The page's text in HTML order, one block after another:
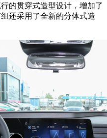
的贯穿式造型设计，增加了
还采用了全新的分体式造